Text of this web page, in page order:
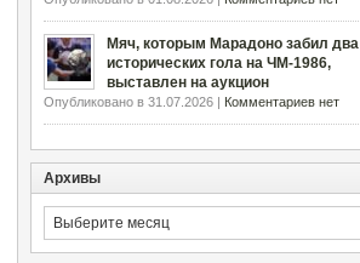
Мяч, которым Марадоно забил два
исторических гола на ЧМ-1986,
выставлен на аукцион
Опубликовано в 31.07.2026 | Комментариев нет
Архивы
Архивы